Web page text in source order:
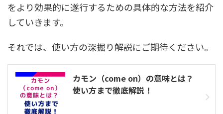
をより効果的に遂行するための具体的な方法を紹介
していきます。
それでは、使い方の深掘り解説にご期待ください。
カモン（come on）の意味とは？
使い方まで徹底解説！